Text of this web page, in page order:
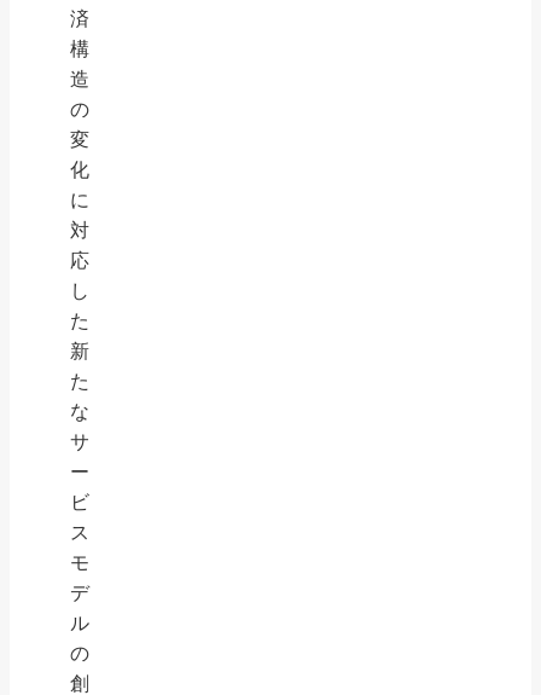
済
構
造
の
変
化
に
対
応
し
た
新
た
な
サ
ー
ビ
ス
モ
デ
ル
の
創